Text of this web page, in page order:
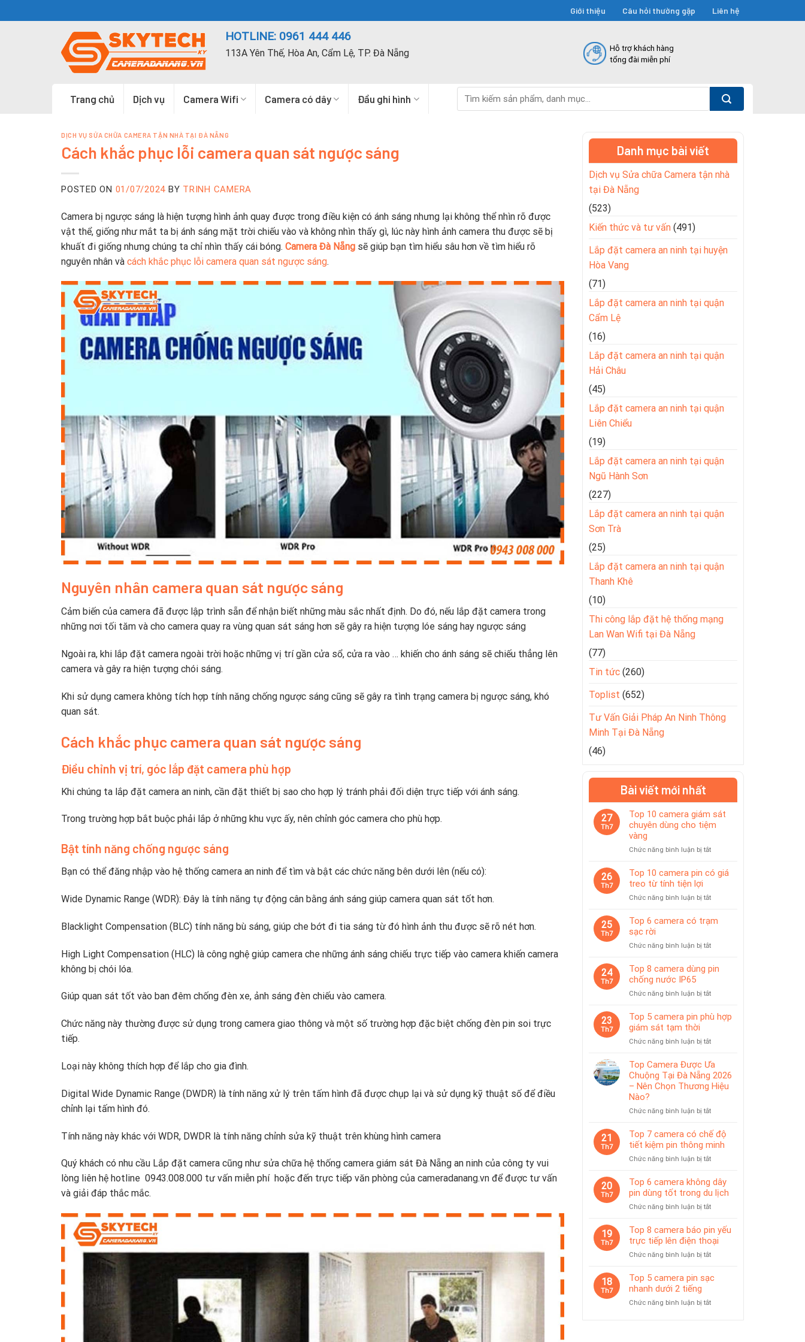
to
Giới thiệu Câu hỏi thường gặp Liên hệ
HOTLINE: 0961 444 446
113A Yên Thế, Hòa An, Cẩm Lệ, TP. Đà Nẵng
Hỗ trợ khách hàng
tổng đài miễn phí
Trang chủ Dịch vụ Camera Wifi Camera có dây Đầu ghi hình
kiếm:
DỊCH VỤ SỬA CHỮA CAMERA TẬN NHÀ TẠI ĐÀ NẴNG
Cách khắc phục lỗi camera quan sát ngược sáng
POSTED ON 01/07/2024 BY TRINH CAMERA
Camera bị ngược sáng là hiện tượng hình ảnh quay được trong điều kiện có ánh sáng nhưng lại không thể nhìn rõ được
vật thể, giống như mắt ta bị ánh sáng mặt trời chiếu vào và không nhìn thấy gì, lúc này hình ảnh camera thu được sẽ bị
khuất đi giống nhưng chúng ta chỉ nhìn thấy cái bóng. Camera Đà Nẵng sẽ giúp bạn tìm hiểu sâu hơn về tìm hiểu rõ
nguyên nhân và cách khắc phục lỗi camera quan sát ngược sáng.
Nguyên nhân camera quan sát ngược sáng
Cảm biến của camera đã được lập trình sẵn để nhận biết những màu sắc nhất định. Do đó, nếu lắp đặt camera trong
những nơi tối tăm và cho camera quay ra vùng quan sát sáng hơn sẽ gây ra hiện tượng lóe sáng hay ngược sáng
Ngoài ra, khi lắp đặt camera ngoài trời hoặc những vị trí gần cửa sổ, cửa ra vào … khiến cho ánh sáng sẽ chiếu thẳng lên
camera và gây ra hiện tượng chói sáng.
Khi sử dụng camera không tích hợp tính năng chống ngược sáng cũng sẽ gây ra tình trạng camera bị ngược sáng, khó
quan sát.
Cách khắc phục camera quan sát ngược sáng
Điều chỉnh vị trí, góc lắp đặt camera phù hợp
Khi chúng ta lắp đặt camera an ninh, cần đặt thiết bị sao cho hợp lý tránh phải đối diện trực tiếp với ánh sáng.
Trong trường hợp bắt buộc phải lắp ở những khu vực ấy, nên chỉnh góc camera cho phù hợp.
Bật tính năng chống ngược sáng
Bạn có thể đăng nhập vào hệ thống camera an ninh để tìm và bật các chức năng bên dưới lên (nếu có):
Wide Dynamic Range (WDR): Đây là tính năng tự động cân bằng ánh sáng giúp camera quan sát tốt hơn.
Blacklight Compensation (BLC) tính năng bù sáng, giúp che bớt đi tia sáng từ đó hình ảnh thu được sẽ rõ nét hơn.
High Light Compensation (HLC) là công nghệ giúp camera che những ánh sáng chiếu trực tiếp vào camera khiến camera
không bị chói lóa.
Giúp quan sát tốt vào ban đêm chống đèn xe, ảnh sáng đèn chiếu vào camera.
Chức năng này thường được sử dụng trong camera giao thông và một số trường hợp đặc biệt chống đèn pin soi trực
tiếp.
Loại này không thích hợp để lắp cho gia đình.
Digital Wide Dynamic Range (DWDR) là tính năng xử lý trên tấm hình đã được chụp lại và sử dụng kỹ thuật số để điều
chỉnh lại tấm hình đó.
Tính năng này khác với WDR, DWDR là tính năng chỉnh sửa kỹ thuật trên khùng hình camera
Quý khách có nhu cầu Lắp đặt camera cũng như sửa chữa hệ thống camera giám sát Đà Nẵng an ninh của công ty vui
lòng liên hệ hotline 0943.008.000 tư vấn miễn phí hoặc đến trực tiếp văn phòng của cameradanang.vn để được tư vấn
và giải đáp thắc mắc.
Danh mục bài viết
Dịch vụ Sửa chữa Camera tận nhà
tại Đà Nẵng
(523)
Kiến thức và tư vấn (491)
Lắp đặt camera an ninh tại huyện
Hòa Vang
(71)
Lắp đặt camera an ninh tại quận
Cẩm Lệ
(16)
Lắp đặt camera an ninh tại quận
Hải Châu
(45)
Lắp đặt camera an ninh tại quận
Liên Chiểu
(19)
Lắp đặt camera an ninh tại quận
Ngũ Hành Sơn
(227)
Lắp đặt camera an ninh tại quận
Sơn Trà
(25)
Lắp đặt camera an ninh tại quận
Thanh Khê
(10)
Thi công lắp đặt hệ thống mạng
Lan Wan Wifi tại Đà Nẵng
(77)
Tin tức (260)
Toplist (652)
Tư Vấn Giải Pháp An Ninh Thông
Minh Tại Đà Nẵng
(46)
Bài viết mới nhất
27
Th7
Top 10 camera giám sát
chuyên dùng cho tiệm
vàng
Chức năng bình luận bị tắtở
10
camera
sát
dùng
26
Th7
Top 10 camera pin có giá
treo từ tính tiện lợi
Chức năng bình luận bị tắtở
10
có
treo
25
Th7
Top 6 camera có trạm
sạc rời
Chức năng bình luận bị tắtở
6
trạm
rời
24
Th7
Top 8 camera dùng pin
chống nước IP65
Chức năng bình luận bị tắtở
8
camera
pin
nước
IP65
23
Th7
Top 5 camera pin phù hợp
giám sát tạm thời
Chức năng bình luận bị tắtở
5
camera
pin
phù
giám
tạm
thời
Top Camera Được Ưa
Chuộng Tại Đà Nẵng 2026
– Nên Chọn Thương Hiệu
Nào?
Chức năng bình luận bị tắtở
Camera
Được
Chuộng
Đà
Nẵng
Chọn
Thương
Hiệu
21
Th7
Top 7 camera có chế độ
tiết kiệm pin thông minh
Chức năng bình luận bị tắtở
camera
chế
tiết
kiệm
20
Th7
Top 6 camera không dây
pin dùng tốt trong du lịch
Chức năng bình luận bị tắtở
6
camera
không
dây
dùng
19
Th7
Top 8 camera báo pin yếu
trực tiếp lên điện thoại
Chức năng bình luận bị tắtở
8
pin
18
Th7
Top 5 camera pin sạc
nhanh dưới 2 tiếng
Chức năng bình luận bị tắtở